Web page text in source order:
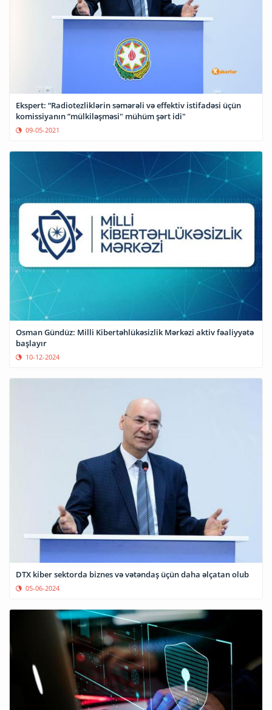
Ekspert: “Radiotezliklərin səmərəli və effektiv istifadəsi üçün
komissiyanın ”mülkiləşməsi" mühüm şərt idi"
09-05-2021
Osman Gündüz: Milli Kibertəhlükəsizlik Mərkəzi aktiv fəaliyyətə
başlayır
10-12-2024
DTX kiber sektorda biznes və vətəndaş üçün daha əlçatan olub
05-06-2024